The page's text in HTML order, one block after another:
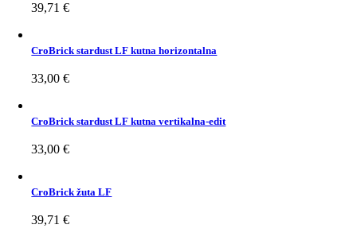
39,71€
CroBrick stardust LF kutna horizontalna
33,00€
CroBrick stardust LF kutna vertikalna-edit
33,00€
CroBrick žuta LF
39,71€